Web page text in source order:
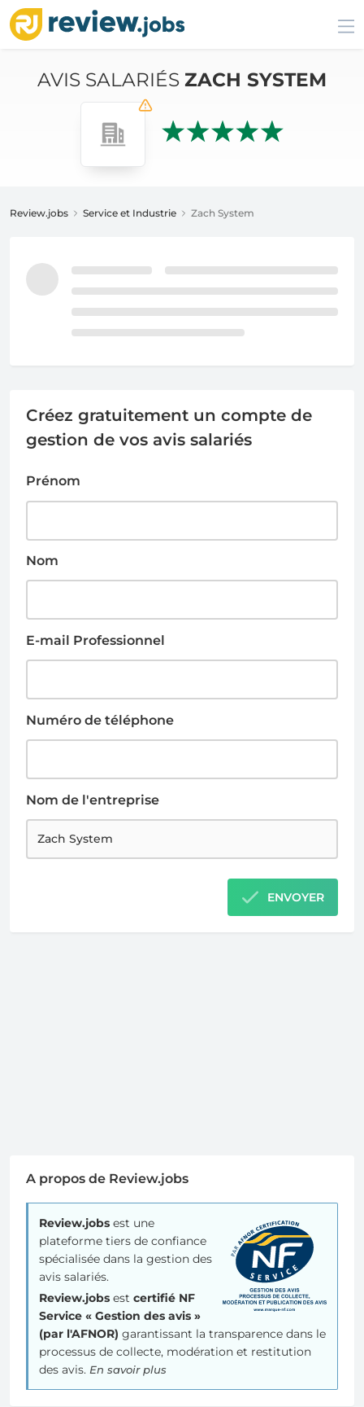
AVIS SALARIÉS ZACH SYSTEM
Review.jobs Service et Industrie Zach System
Créez gratuitement un compte de
gestion de vos avis salariés
Prénom
Nom
E-mail Professionnel
Numéro de téléphone
Nom de l'entreprise
ENVOYER
A propos de Review.jobs
Review.jobs est une
plateforme tiers de confiance
spécialisée dans la gestion des
avis salariés.
Review.jobs est certifié NF
Service « Gestion des avis »
(par l'AFNOR) garantissant la transparence dans le
processus de collecte, modération et restitution
des avis. En savoir plus